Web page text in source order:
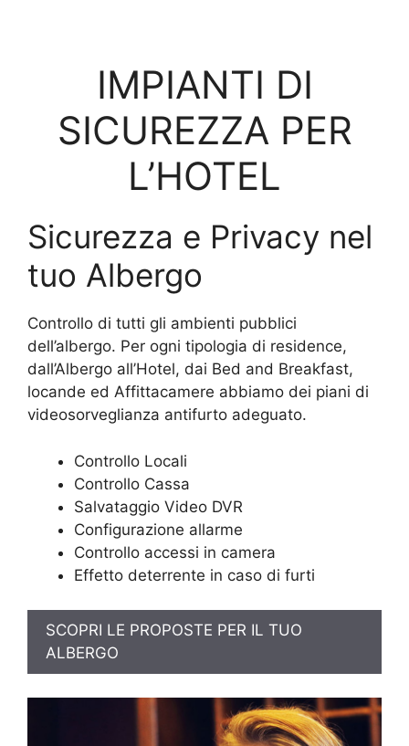
IMPIANTI DI
SICUREZZA PER
L’HOTEL
Sicurezza e Privacy nel
tuo Albergo
Controllo di tutti gli ambienti pubblici
dell’albergo. Per ogni tipologia di residence,
dall’Albergo all’Hotel, dai Bed and Breakfast,
locande ed Affittacamere abbiamo dei piani di
videosorveglianza antifurto adeguato.
Controllo Locali
Controllo Cassa
Salvataggio Video DVR
Configurazione allarme
Controllo accessi in camera
Effetto deterrente in caso di furti
SCOPRI LE PROPOSTE PER IL TUO
ALBERGO